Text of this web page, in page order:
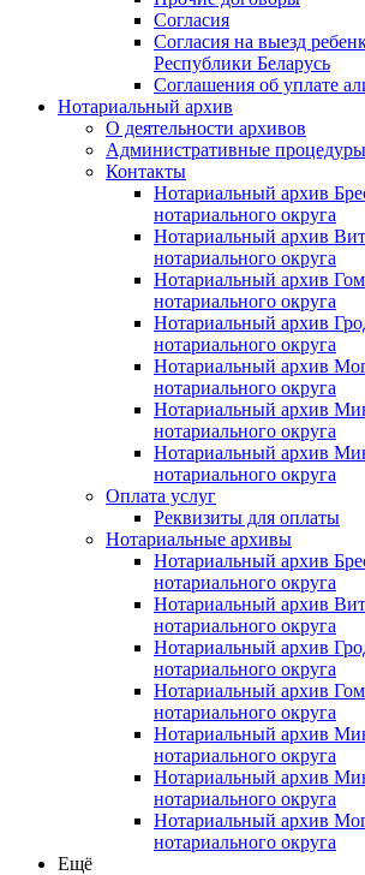
Согласия
Согласия на выезд
Республики Беларусь
Соглашения об уплате
Нотариальный архив
О деятельности архивов
Административные процедуры
Контакты
Нотариальный архив
нотариального округа
Нотариальный архив
нотариального округа
Нотариальный архив
нотариального округа
Нотариальный архив
нотариального округа
Нотариальный архив
нотариального округа
Нотариальный архив
нотариального округа
Нотариальный архив
нотариального округа
Оплата услуг
Реквизиты для оплаты
Нотариальные архивы
Нотариальный архив
нотариального округа
Нотариальный архив
нотариального округа
Нотариальный архив
нотариального округа
Нотариальный архив
нотариального округа
Нотариальный архив
нотариального округа
Нотариальный архив
нотариального округа
Нотариальный архив
нотариального округа
Ещё